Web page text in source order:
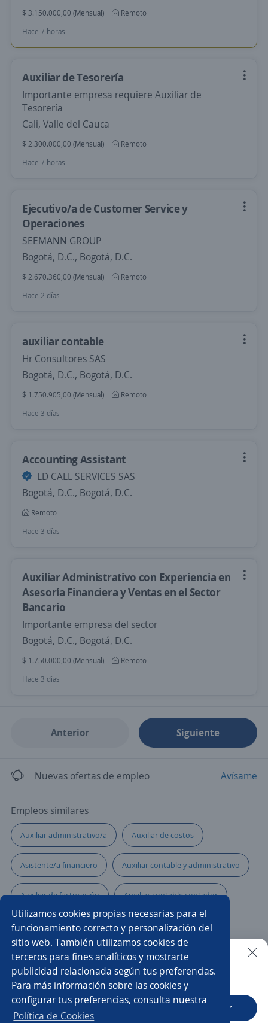
Utilizamos cookies propias necesarias para el
funcionamiento correcto y personalización del
sitio web. También utilizamos cookies de
terceros para fines analíticos y mostrarte
publicidad relacionada según tus preferencias.
Para más información sobre las cookies y
configurar tus preferencias, consulta nuestra
Política de Cookies
$ 3.150.000,00 (Mensual)
Remoto
Hace 7 horas
Auxiliar de Tesorería
Importante empresa requiere Auxiliar de
Tesorería
Cali, Valle del Cauca
$ 2.300.000,00 (Mensual)
Remoto
Hace 7 horas
Ejecutivo/a de Customer Service y
Operaciones
SEEMANN GROUP
Bogotá, D.C., Bogotá, D.C.
$ 2.670.360,00 (Mensual)
Remoto
Hace 2 días
auxiliar contable
Hr Consultores SAS
Bogotá, D.C., Bogotá, D.C.
$ 1.750.905,00 (Mensual)
Remoto
Hace 3 días
Accounting Assistant
LD CALL SERVICES SAS
Bogotá, D.C., Bogotá, D.C.
Remoto
Hace 3 días
Auxiliar Administrativo con Experiencia en
Asesoría Financiera y Ventas en el Sector
Bancario
Importante empresa del sector
Bogotá, D.C., Bogotá, D.C.
$ 1.750.000,00 (Mensual)
Remoto
Hace 3 días
Anterior Siguiente
Nuevas ofertas de empleo Avísame
Empleos similares
Auxiliar administrativo/a Auxiliar de costos
Asistente/a financiero Auxiliar contable y administrativo
Auxiliar de facturación Auxiliar contable contador
Auxiliar Auxiliar de cartera
Administrativo facturación Administrativo financiero
Auxiliar de nómina Asistente/a administrativo
Auxiliar de compras
Buscar es más fácil en la app
CT App Abrir